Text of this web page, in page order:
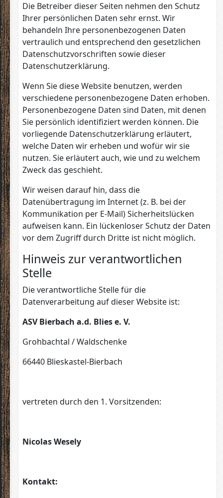
Die Betreiber dieser Seiten nehmen den Schutz
Ihrer persönlichen Daten sehr ernst. Wir
behandeln Ihre personenbezogenen Daten
vertraulich und entsprechend den gesetzlichen
Datenschutzvorschriften sowie dieser
Datenschutzerklärung.
Wenn Sie diese Website benutzen, werden
verschiedene personenbezogene Daten erhoben.
Personenbezogene Daten sind Daten, mit denen
Sie persönlich identifiziert werden können. Die
vorliegende Datenschutzerklärung erläutert,
welche Daten wir erheben und wofür wir sie
nutzen. Sie erläutert auch, wie und zu welchem
Zweck das geschieht.
Wir weisen darauf hin, dass die
Datenübertragung im Internet (z. B. bei der
Kommunikation per E-Mail) Sicherheitslücken
aufweisen kann. Ein lückenloser Schutz der Daten
vor dem Zugriff durch Dritte ist nicht möglich.
Hinweis zur verantwortlichen
Stelle
Die verantwortliche Stelle für die
Datenverarbeitung auf dieser Website ist:
ASV Bierbach a.d. Blies e. V.
Grohbachtal / Waldschenke
66440 Blieskastel-Bierbach
vertreten durch den 1. Vorsitzenden:
Nicolas Wesely
Kontakt: